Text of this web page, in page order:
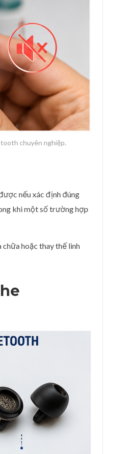
chuyên nghiệp.
nếu xác định đúng
khi một số trường hợp
hoặc thay thế linh